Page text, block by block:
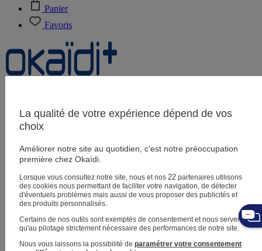
Panier
Favoris
Magasins
Aide et contact
Livraison
Retour
Bébé fille3 mois - 5 ans
La qualité de votre expérience dépend de vos
choix
Améliorer notre site au quotidien, c'est notre préoccupation
première chez Okaïdi.
Lorsque vous consultez notre site, nous et nos 22partenaires utilisons
des cookies nous permettant de faciliter votre navigation, de détecter
d'éventuels problèmes mais aussi de vous proposer des publicités et
des produits personnalisés.
Certains de nos outils sont exemptés de consentement et nous servent
qu'au pilotage strictement nécessaire des performances de notre site.
Nous vous laissons la possibilité de paramétrer votre consentement